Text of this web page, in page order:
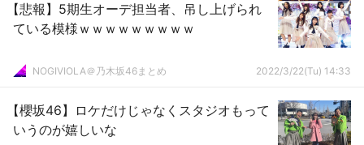
【悲報】5期生オーデ担当者、吊し上げられ
ている模様ｗｗｗｗｗｗｗｗｗ
NOGIVIOLA＠乃木坂46まとめ 2022/3/22(Tu) 14:33
【櫻坂46】ロケだけじゃなくスタジオもって
いうのが嬉しいな